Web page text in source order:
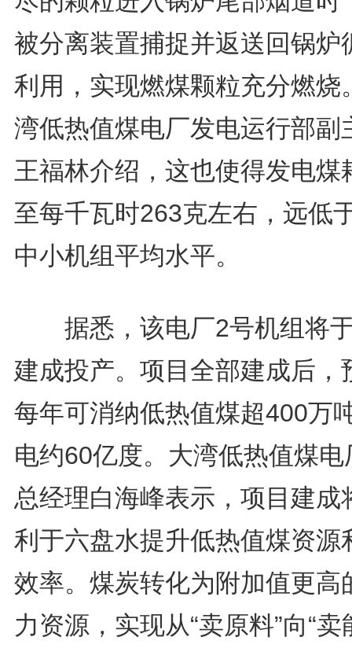
被分离装置捕捉并返送回锅炉
利用，实现燃煤颗粒充分燃烧
湾低热值煤电厂发电运行部副
王福林介绍，这也使得发电煤
至每千瓦时263克左右，远低
中小机组平均水平。
据悉，该电厂2号机组将
建成投产。项目全部建成后，
每年可消纳低热值煤超400万
电约60亿度。大湾低热值煤电
总经理白海峰表示，项目建成
利于六盘水提升低热值煤资源
效率。煤炭转化为附加值更高
力资源，实现从“卖原料”向“卖